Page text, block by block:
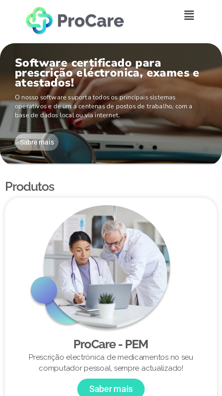
Software certificado para
prescrição eléctronica, exames e
atestados!
O nosso software suporta todos os principais sistemas
operativos e de um a centenas de postos de trabalho, com a
base de dados local ou via internet.
Sabre mais
Produtos
ProCare - PEM
Prescrição electrónica de medicamentos no seu
computador pessoal, sempre actualizado!
Saber mais